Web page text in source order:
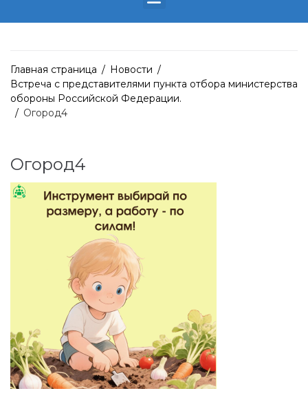
Главная страница / Новости /
Встреча с представителями пункта отбора министерства
обороны Российской Федерации.
/ Огород4
Огород4